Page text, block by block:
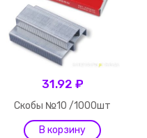
31.92 ₽
Скобы №10 /1000шт